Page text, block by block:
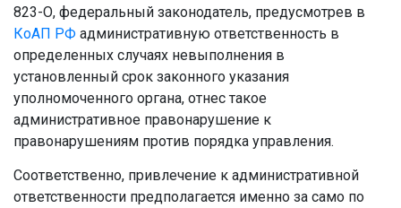
823-О, федеральный законодатель, предусмотрев в
КоАП РФ административную ответственность в
определенных случаях невыполнения в
установленный срок законного указания
уполномоченного органа, отнес такое
административное правонарушение к
правонарушениям против порядка управления.
Соответственно, привлечение к административной
ответственности предполагается именно за само по